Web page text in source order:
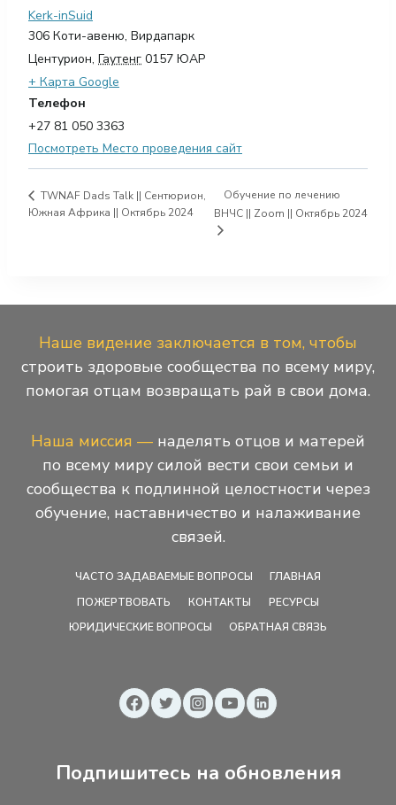
Kerk-inSuid
306 Коти-авеню, Вирдапарк
Центурион, Гаутенг 0157 ЮАР
+ Карта Google
Телефон
+27 81 050 3363
Посмотреть Место проведения сайт
TWNAF Dads Talk || Сентюрион,
Южная Африка || Октябрь 2024
Обучение по лечению
ВНЧС || Zoom || Октябрь 2024
Наше видение заключается в том, чтобы
строить здоровые сообщества по всему миру,
помогая отцам возвращать рай в свои дома.
Наша миссия — наделять отцов и матерей
по всему миру силой вести свои семьи и
сообщества к подлинной целостности через
обучение, наставничество и налаживание
связей.
ЧАСТО ЗАДАВАЕМЫЕ ВОПРОСЫ
ГЛАВНАЯ
ПОЖЕРТВОВАТЬ
КОНТАКТЫ
РЕСУРСЫ
ЮРИДИЧЕСКИЕ ВОПРОСЫ
ОБРАТНАЯ СВЯЗЬ
Подпишитесь на обновления